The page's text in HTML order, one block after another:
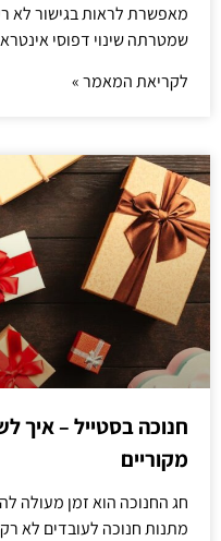
מאפשרת לראות בגישור לא
שמטרתה שינוי דפוסי
לקריאת המאמר »
חנוכה בסטייל – איך
מקוריים
חג החנוכה הוא זמן מעולה
מתנות חנוכה לעובדים לא